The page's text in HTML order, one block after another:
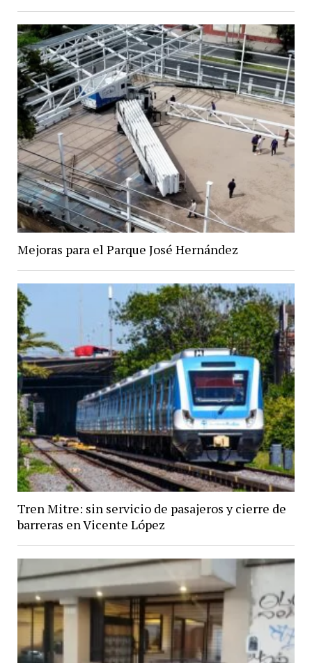
Mejoras para el Parque José Hernández
Tren Mitre: sin servicio de pasajeros y cierre de
barreras en Vicente López